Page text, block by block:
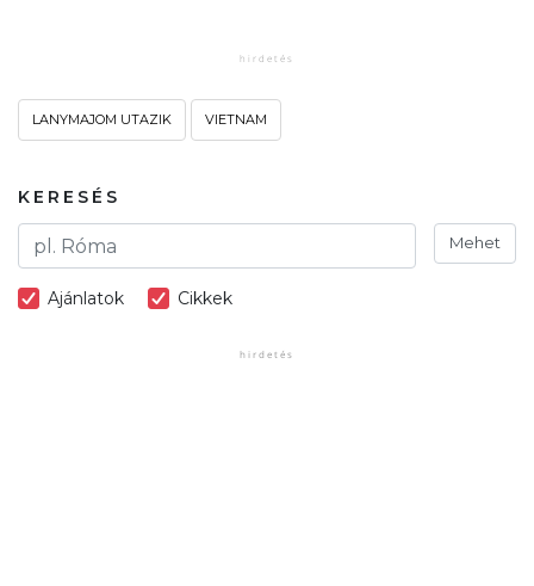
LANYMAJOM UTAZIK VIETNAM
KERESÉS
Mehet
Ajánlatok Cikkek